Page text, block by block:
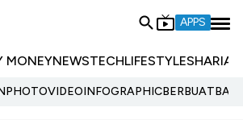
APPS
MONEYNEWSTECHLIFESTYLESHARIA
PHOTOVIDEOINFOGRAPHIC